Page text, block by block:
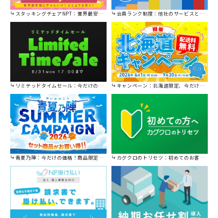
スタッキングチェアNPT：業界最安値に挑戦！ 会員ランク制度：他社のサービスと比較してください。
リミテッドタイムセール：今だけの限定セール。 キャンペーン：北海道限定、今だけ送料無料！
青夏乃陣：今だけの価格！商品限定セール開催中です。 カグクロのトリセツ：初めてのお客様はこちら。